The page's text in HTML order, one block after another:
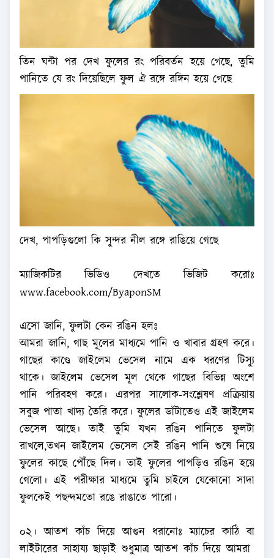
তিন ঘন্টা পর দেখ ফুলের রং পরিবর্তন হয়ে গেছে, তুমি
পানিতে যে রং দিয়েছিলে ফুল ঐ রঙ্গে রঙ্গিন হয়ে গেছে
দেখ, পাপড়িগুলো কি সুন্দর নীল রঙ্গে রাঙিয়ে গেছে
ম্যাজিকটির ভিডিও দেখতে ভিজিট করোঃ
www.facebook.com/ByaponSM
এসো জানি, ফুলটা কেন রঙিন হলঃ
আমরা জানি, গাছ মূলের মাধ্যমে পানি ও খাবার গ্রহণ করে।
গাছের কাণ্ডে জাইলেম ভেসেল নামে এক ধরণের টিস্যু
থাকে। জাইলেম ভেসেল মূল থেকে গাছের বিভিন্ন অংশে
পানি পরিবহণ করে। এরপর সালোক-সংশ্লেষণ প্রক্রিয়ায়
সবুজ পাতা খাদ্য তৈরি করে। ফুলের ডাঁটাতেও এই জাইলেম
ভেসেল আছে। তাই তুমি যখন রঙিন পানিতে ফুলটা
রাখলে,তখন জাইলেম ভেসেল সেই রঙিন পানি শুষে নিয়ে
ফুলের কাছে পৌঁছে দিল। তাই ফুলের পাপড়িও রঙিন হয়ে
গেলো। এই পরীক্ষার মাধ্যমে তুমি চাইলে যেকোনো সাদা
ফুলকেই পছন্দমতো রঙে রাঙাতে পারো।
০২। আতশ কাঁচ দিয়ে আগুন ধরানোঃ ম্যাচের কাঠি বা
লাইটারের সাহায্য ছাড়াই শুধুমাত্র আতশ কাঁচ দিয়ে আমরা